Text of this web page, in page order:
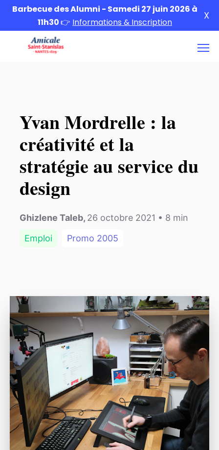
Barbecue des Alumni - Samedi 27 juin 2026 à
11h30👉 Informations & Inscription
X
Yvan Mordrelle : la
créativité et la
stratégie au service du
design
Ghizlene Taleb, 26 octobre 2021 • 8 min
Emploi
Promo 2005